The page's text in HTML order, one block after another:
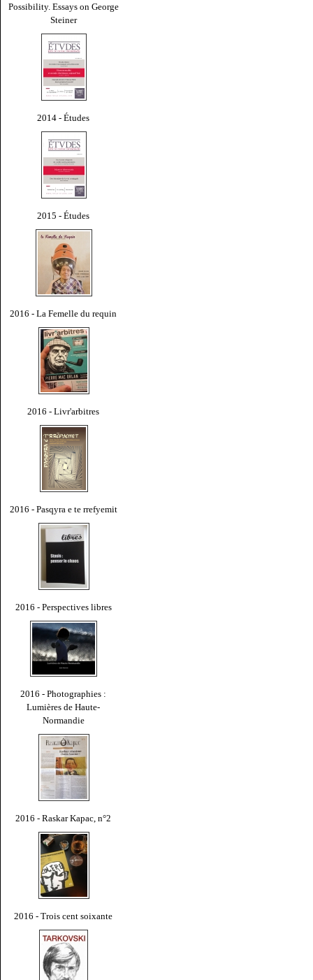
Possibility. Essays on George
Steiner
2014 - Études
2015 - Études
2016 - La Femelle du requin
2016 - Livr'arbitres
2016 - Pasqyra e te rrefyemit
2016 - Perspectives libres
2016 - Photographies :
Lumières de Haute-
Normandie
2016 - Raskar Kapac, n°2
2016 - Trois cent soixante